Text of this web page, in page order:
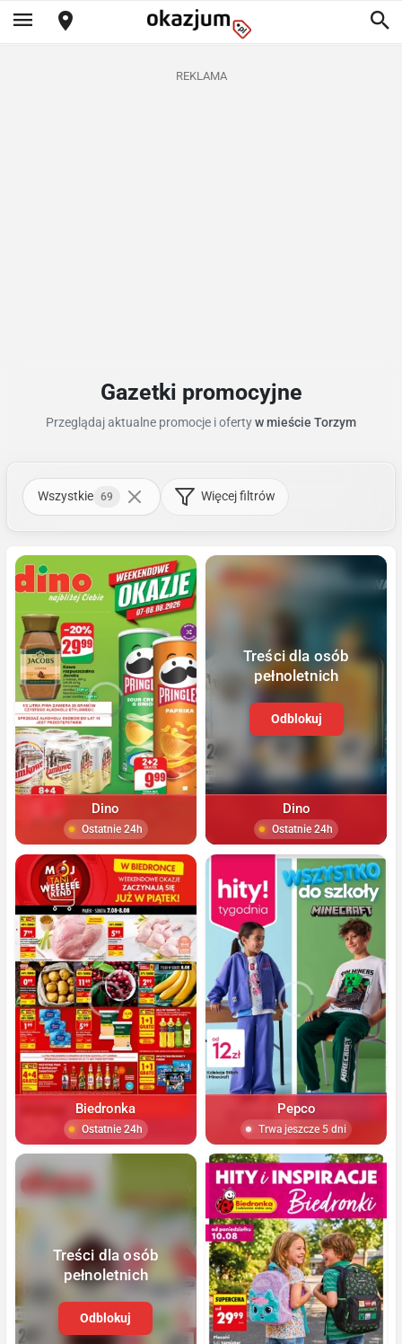
REKLAMA
Gazetki promocyjne
Przeglądaj aktualne promocje i ofertyw mieście Torzym
Wszystkie 69 Więcej filtrów
Dino
Ostatnie 24h
Treści dla osób
pełnoletnich
Odblokuj
Dino
Ostatnie 24h
Biedronka
Ostatnie 24h
Pepco
Trwa jeszcze 5 dni
Treści dla osób
pełnoletnich
Odblokuj